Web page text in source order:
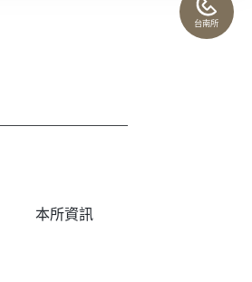
台南所
本所資訊